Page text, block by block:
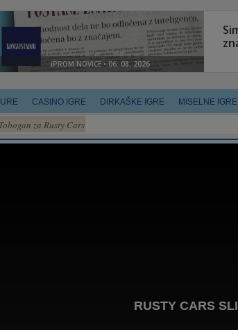
CASINO IGRE DIRKAŠKE IGRE MISELNE IGRE
Tobogan za Rusty Cars